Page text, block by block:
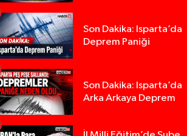
Son Dakika: Isparta’da
Deprem Paniği
Son Dakika: Isparta’da
Arka Arkaya Deprem